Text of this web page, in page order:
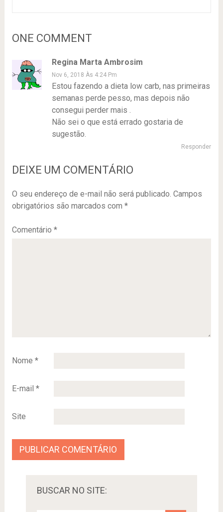
ONE COMMENT
Regina Marta Ambrosim
Nov 6, 2018 Às 4:24 Pm
Estou fazendo a dieta low carb, nas primeiras
semanas perde pesso, mas depois não
consegui perder mais .
Não sei o que está errado gostaria de
sugestão.
Responder
DEIXE UM COMENTÁRIO
O seu endereço de e-mail não será publicado. Campos
obrigatórios são marcados com *
Comentário *
Nome *
E-mail *
Site
BUSCAR NO SITE: